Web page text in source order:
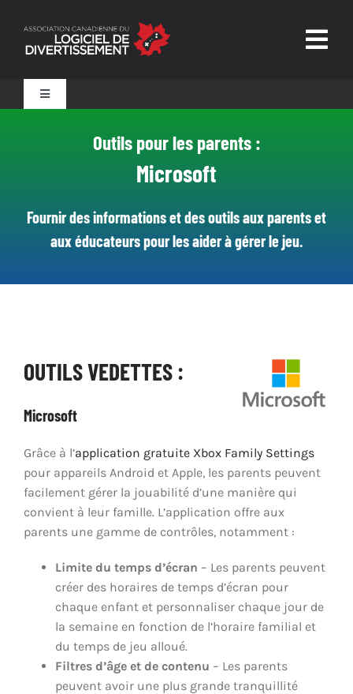
content
Accueil
Nouvelles et ressources
Toggle
Navigation
Outils pour les parents
Technologies de pointe
Partenariats et collaboration
Contrôle parental
Outils pour les parents :
Microsoft
Fournir des informations et des outils aux parents et
aux éducateurs pour les aider à gérer le jeu.
OUTILS VEDETTES :
Microsoft
Grâce à l’application gratuite Xbox Family Settings
pour appareils Android et Apple, les parents peuvent
facilement gérer la jouabilité d’une manière qui
convient à leur famille. L’application offre aux
parents une gamme de contrôles, notamment :
Limite du temps d’écran – Les parents peuvent
créer des horaires de temps d’écran pour
chaque enfant et personnaliser chaque jour de
la semaine en fonction de l’horaire familial et
du temps de jeu alloué.
Filtres d’âge et de contenu – Les parents
peuvent avoir une plus grande tranquillité